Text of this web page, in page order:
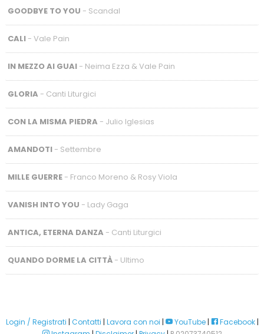
GOODBYE TO YOU - Scandal
CALI- Vale Pain
IN MEZZO AI GUAI- Neima Ezza & Vale Pain
GLORIA - Canti Liturgici
CON LA MISMA PIEDRA - Julio Iglesias
AMANDOTI- Settembre
MILLE GUERRE- Franco Moreno & Rosy Viola
VANISH INTO YOU - Lady Gaga
ANTICA, ETERNA DANZA - Canti Liturgici
QUANDO DORME LA CITTÀ- Ultimo
Login / Registrati | Contatti | Lavora con noi | YouTube| Facebook|